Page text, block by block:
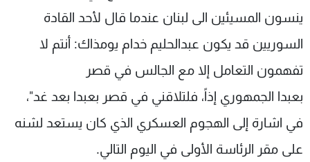
ينسون المسيئين الى لبنان عندما قال لأحد القادة
السوريين قد يكون عبدالحليم خدام يومذاك: أنتم لا
تفهمون التعامل إلا مع الجالس في قصر
بعبدا الجمهوري إذاً، فلتلاقني في قصر بعبدا بعد غد"،
في اشارة إلى الهجوم العسكري الذي كان يستعد لشنه
على مقر الرئاسة الأولى في اليوم التالي.